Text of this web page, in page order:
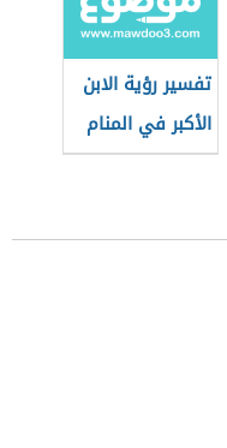
تفسير رؤية الابن
الأكبر في المنام